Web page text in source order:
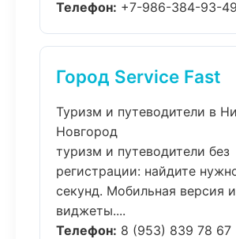
Телефон: +7-986-384-93-49
Город Service Fast
Туризм и путеводители в
Новгород
туризм и путеводители без
регистрации: найдите
секунд. Мобильная версия и
виджеты....
Телефон: 8 (953) 839 78 67